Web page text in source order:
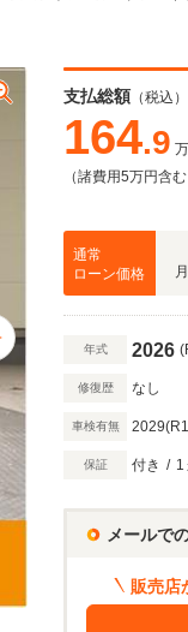
支払総額 （税込）
164.9
（諸費用5万円含む
通常
ローン価格
年式 2026
修復歴 なし
車検有無
保証 付き / 1
メールで
販売店
シミュレーション